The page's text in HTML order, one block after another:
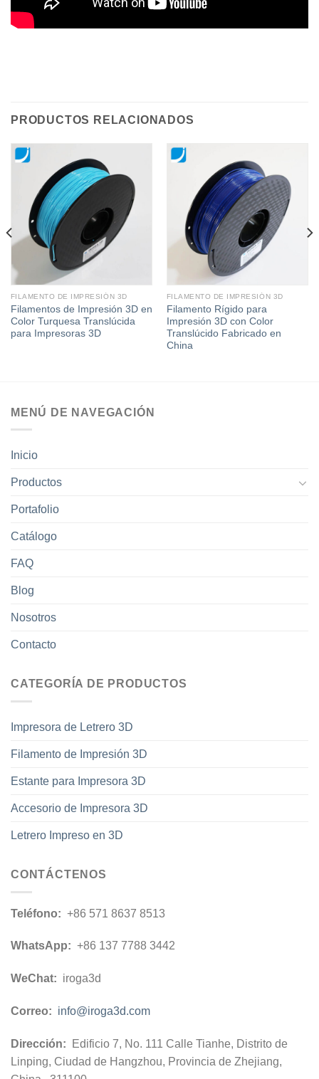
PRODUCTOS RELACIONADOS
FILAMENTO DE IMPRESIÓN 3D
Filamentos de Impresión 3D en
Color Turquesa Translúcida
para Impresoras 3D
FILAMENTO DE IMPRESIÓN 3D
Filamento Rígido para
Impresión 3D con Color
Translúcido Fabricado en
China
MENÚ DE NAVEGACIÓN
Inicio
Productos
Portafolio
Catálogo
FAQ
Blog
Nosotros
Contacto
CATEGORÍA DE PRODUCTOS
Impresora de Letrero 3D
Filamento de Impresión 3D
Estante para Impresora 3D
Accesorio de Impresora 3D
Letrero Impreso en 3D
CONTÁCTENOS
Teléfono: +86 571 8637 8513
WhatsApp: +86 137 7788 3442
WeChat: iroga3d
Correo: info@iroga3d.com
Dirección: Edificio 7, No. 111 Calle Tianhe, Distrito de
Linping, Ciudad de Hangzhou, Provincia de Zhejiang,